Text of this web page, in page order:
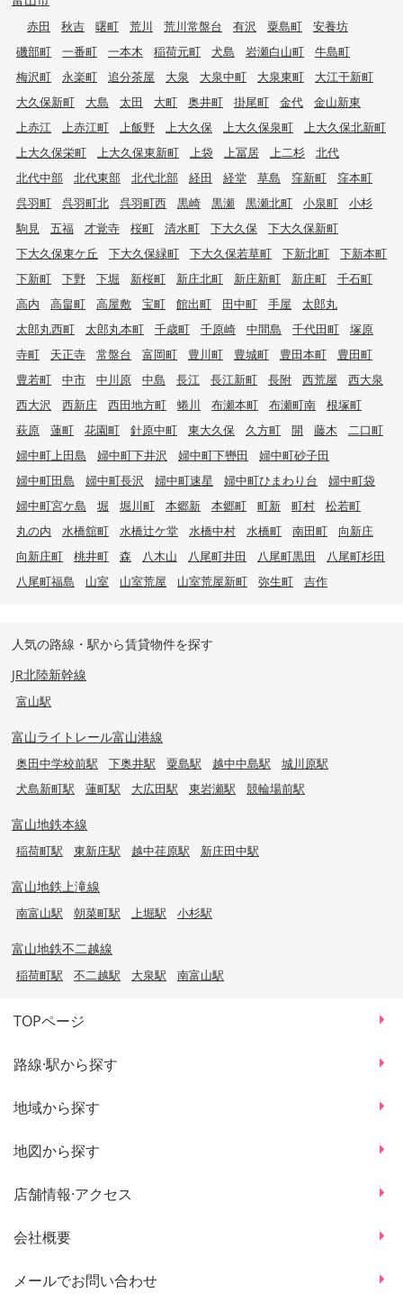
赤田 秋吉 曙町 荒川 荒川常盤台 有沢 粟島町
安養坊
磯部町
一番町 一本木 稲荷元町 犬島 岩瀬白山町
牛島町
梅沢町
永楽町 追分茶屋 大泉 大泉中町 大泉東町
大江干新町
大久保新町
大島 太田 大町 奥井町 掛尾町 金代
金山新東
上赤江
上赤江町 上飯野 上大久保 上大久保泉町
上大久保北新町
上大久保栄町
上大久保東新町 上袋 上冨居 上二杉
北代
北代中部
北代東部 北代北部 経田 経堂 草島 窪新町
窪本町
呉羽町
呉羽町北 呉羽町西 黒崎 黒瀬 黒瀬北町 小泉町
小杉
駒見
五福 才覚寺 桜町 清水町 下大久保
下大久保新町
下大久保東ケ丘
下大久保緑町 下大久保若草町 下新北町
下新本町
下新町
下野 下堀 新桜町 新庄北町 新庄新町 新庄町
千石町
高内
高畠町 高屋敷 宝町 館出町 田中町 手屋
太郎丸
太郎丸西町
太郎丸本町 千歳町 千原崎 中間島 千代田町
塚原
寺町
天正寺 常盤台 富岡町 豊川町 豊城町 豊田本町
豊田町
豊若町
中市 中川原 中島 長江 長江新町 長附 西荒屋
西大泉
西大沢
西新庄 西田地方町 蜷川 布瀬本町 布瀬町南
根塚町
萩原
蓮町 花園町 針原中町 東大久保 久方町 開 藤木
二口町
婦中町上田島
婦中町下井沢 婦中町下轡田
婦中町砂子田
婦中町田島
婦中町長沢 婦中町速星 婦中町ひまわり台
婦中町袋
婦中町宮ケ島
堀 堀川町 本郷新 本郷町 町新 町村
松若町
丸の内
水橋舘町 水橋辻ケ堂 水橋中村 水橋町 南田町
向新庄
向新庄町
桃井町 森 八木山 八尾町井田 八尾町黒田
八尾町杉田
八尾町福島
山室 山室荒屋 山室荒屋新町 弥生町 吉作
人気の路線・駅から賃貸物件を探す
JR北陸新幹線
富山駅
富山ライトレール富山港線
奥田中学校前駅 下奥井駅 粟島駅 越中中島駅
城川原駅
犬島新町駅
蓮町駅 大広田駅 東岩瀬駅 競輪場前駅
富山地鉄本線
稲荷町駅 東新庄駅 越中荏原駅 新庄田中駅
富山地鉄上滝線
南富山駅 朝菜町駅 上堀駅 小杉駅
富山地鉄不二越線
稲荷町駅 不二越駅 大泉駅 南富山駅
TOPページ
路線·駅から探す
地域から探す
地図から探す
店舗情報·アクセス
会社概要
メールでお問い合わせ